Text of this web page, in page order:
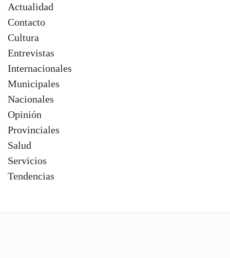
Actualidad
Contacto
Cultura
Entrevistas
Internacionales
Municipales
Nacionales
Opinión
Provinciales
Salud
Servicios
Tendencias